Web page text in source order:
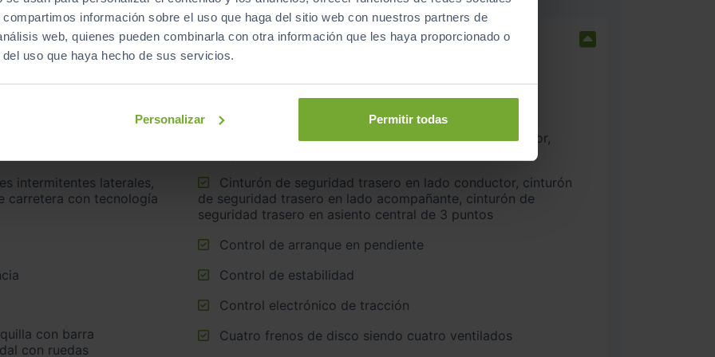
información sobre el uso que haga del sitio web con nuestros partners de
web, quienes pueden combinarla con otra información que les haya proporcionado o
uso que haya hecho de sus servicios.
Personalizar Permitir todas
en la llanta
de lluvia
carretera con tecnología
con ruedas
de seguridad trasero en lado acompañante, cinturón de
seguridad trasero en asiento central de 3 puntos
Control de arranque en pendiente
Control de estabilidad
Control electrónico de tracción
Cuatro frenos de disco siendo cuatro ventilados